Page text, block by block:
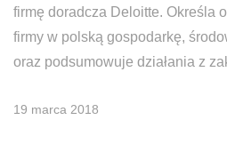
firmę doradcza Deloitte. Określa
firmy w polską gospodarkę,
oraz podsumowuje działania z
19 marca 2018